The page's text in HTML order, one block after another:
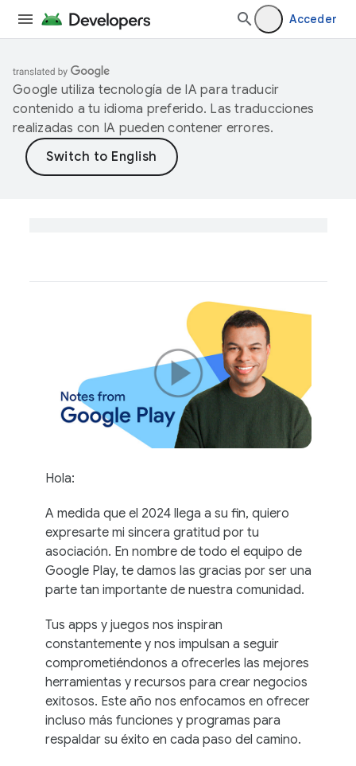
Acceder
Google utiliza tecnología de IA para traducir
contenido a tu idioma preferido. Las traducciones
realizadas con IA pueden contener errores.